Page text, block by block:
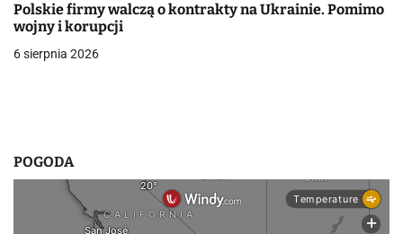
u
Polskie firmy walczą o kontrakty na Ukrainie. Pomimo
wojny i korupcji
6 sierpnia 2026
POGODA